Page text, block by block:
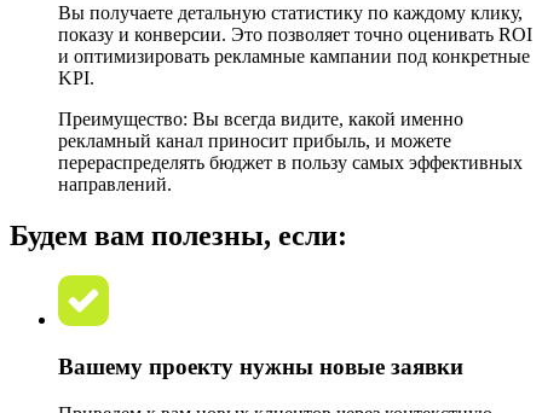
Вы получаете детальную статистику по каждому клику,
показу и конверсии. Это позволяет точно оценивать ROI
и оптимизировать рекламные кампании под конкретные
KPI.
Преимущество: Вы всегда видите, какой именно
рекламный канал приносит прибыль, и можете
перераспределять бюджет в пользу самых эффективных
направлений.
Будем вам полезны, если:
Вашему проекту нужны новые заявки